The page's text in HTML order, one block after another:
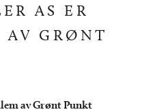
AS ER
AV GRØNT
av Grønt Punkt